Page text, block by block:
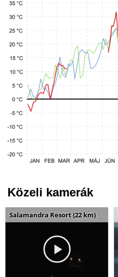
Közeli kamerák
Salamandra Resort (22 km)